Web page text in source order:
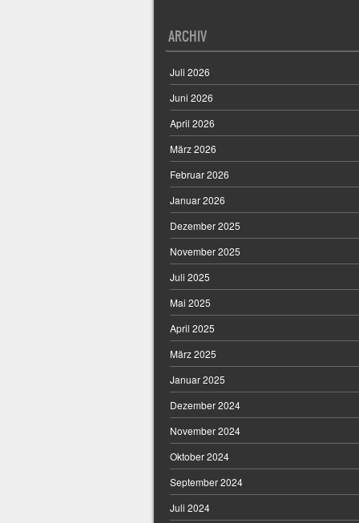
ARCHIV
Juli 2026
Juni 2026
April 2026
März 2026
Februar 2026
Januar 2026
Dezember 2025
November 2025
Juli 2025
Mai 2025
April 2025
März 2025
Januar 2025
Dezember 2024
November 2024
Oktober 2024
September 2024
Juli 2024